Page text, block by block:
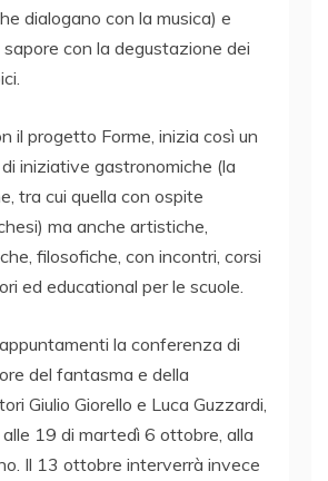
dialogano con la musica) e
con la degustazione dei
il progetto Forme, inizia così un
iniziative gastronomiche (la
tra cui quella con ospite
ma anche artistiche,
filosofiche, con incontri, corsi
ed educational per le scuole.
la conferenza di
del fantasma e della
Giulio Giorello e Luca Guzzardi,
19 di martedì 6 ottobre, alla
Il 13 ottobre interverrà invece